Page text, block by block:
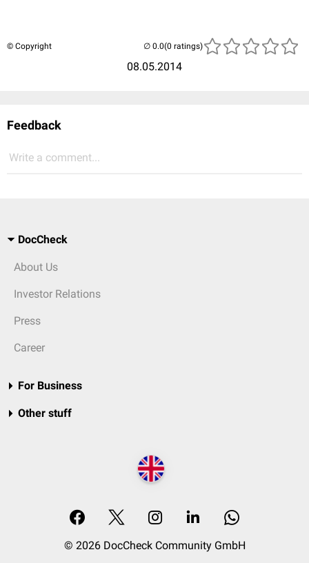
© Copyright
08.05.2014
(0 ratings)
Feedback
Write a comment...
DocCheck
About Us
Investor Relations
Press
Career
For Business
Other stuff
© 2026 DocCheck Community GmbH